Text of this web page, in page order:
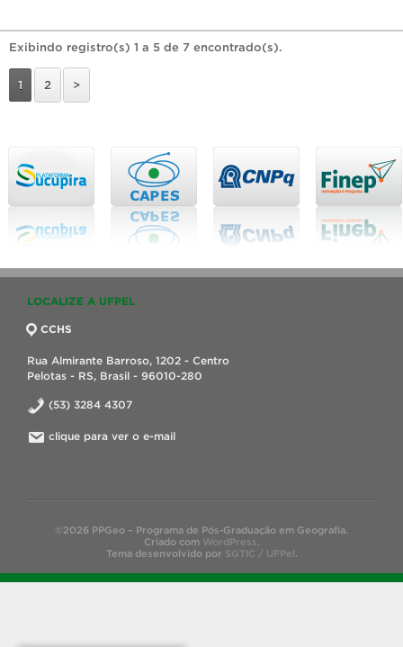
Exibindo registro(s) 1 a 5 de 7 encontrado(s).
1 2 >
LOCALIZE A UFPEL
CCHS
Rua Almirante Barroso, 1202 - Centro
Pelotas - RS, Brasil - 96010-280
(53) 3284 4307
clique para ver o e-mail
©2026 PPGeo – Programa de Pós-Graduação em Geografia.
Criado com WordPress.
Tema desenvolvido por SGTIC / UFPel.